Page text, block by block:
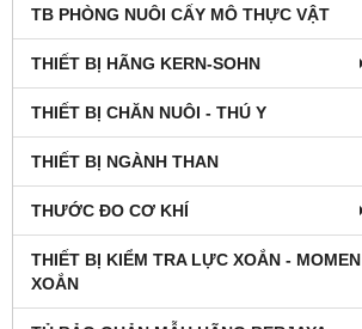
TB PHÒNG NUÔI CẤY MÔ THỰC VẬT
THIẾT BỊ HÃNG KERN-SOHN
THIẾT BỊ CHĂN NUÔI - THÚ Y
THIẾT BỊ NGÀNH THAN
THƯỚC ĐO CƠ KHÍ
THIẾT BỊ KIỂM TRA LỰC XOẮN - MOMEN
XOẮN